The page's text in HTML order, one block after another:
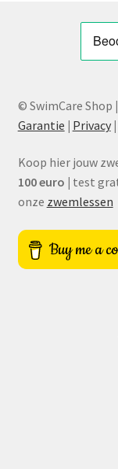
© SwimCare Shop |
Garantie | Privacy |
Koop hier jouw
100 euro | test
onze zwemlessen